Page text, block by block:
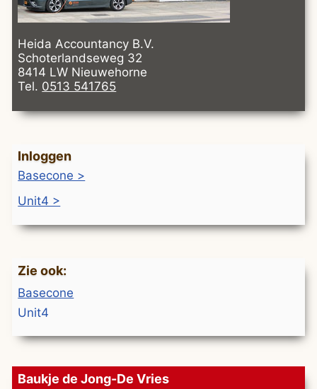
Heida Accountancy B.V.
Schoterlandseweg 32
8414 LW Nieuwehorne
Tel. 0513 541765
Inloggen
Basecone >
Unit4 >
Zie ook:
Basecone
Unit4
Baukje de Jong-De Vries